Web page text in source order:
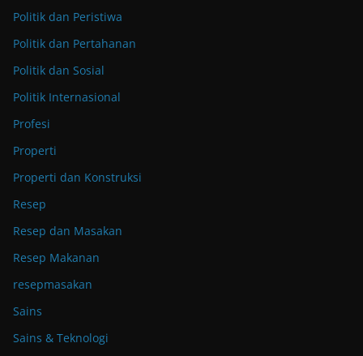
Politik dan Peristiwa
Politik dan Pertahanan
Politik dan Sosial
Politik Internasional
Profesi
Properti
Properti dan Konstruksi
Resep
Resep dan Masakan
Resep Makanan
resepmasakan
Sains
Sains & Teknologi